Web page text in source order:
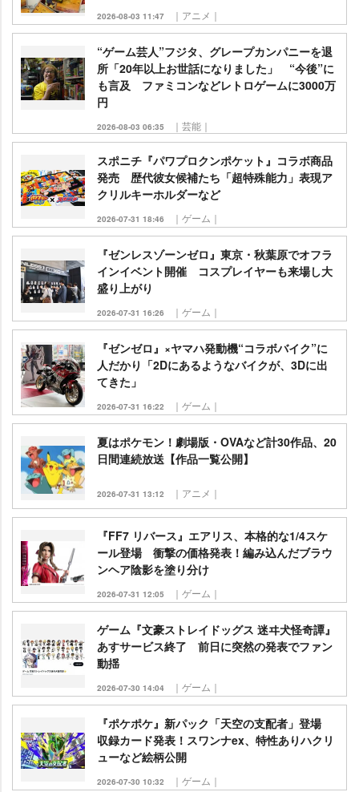
2026-08-03 11:47 ｜アニメ｜
“ゲーム芸人”フジタ、グレープカンパニーを退
所「20年以上お世話になりました」 “今後”に
も言及 ファミコンなどレトロゲームに3000万
円
2026-08-03 06:35 ｜芸能｜
スポニチ『パワプロクンポケット』コラボ商品
発売 歴代彼女候補たち「超特殊能力」表現ア
クリルキーホルダーなど
2026-07-31 18:46 ｜ゲーム｜
『ゼンレスゾーンゼロ』東京・秋葉原でオフラ
インイベント開催 コスプレイヤーも来場し大
盛り上がり
2026-07-31 16:26 ｜ゲーム｜
『ゼンゼロ』×ヤマハ発動機“コラボバイク”に
人だかり「2Dにあるようなバイクが、3Dに出
てきた」
2026-07-31 16:22 ｜ゲーム｜
夏はポケモン！劇場版・OVAなど計30作品、20
日間連続放送【作品一覧公開】
2026-07-31 13:12 ｜アニメ｜
『FF7 リバース』エアリス、本格的な1/4スケ
ール登場 衝撃の価格発表！編み込んだブラウ
ンヘア陰影を塗り分け
2026-07-31 12:05 ｜ゲーム｜
ゲーム『文豪ストレイドッグス 迷ヰ犬怪奇譚』
あすサービス終了 前日に突然の発表でファン
動揺
2026-07-30 14:04 ｜ゲーム｜
『ポケポケ』新パック「天空の支配者」登場
収録カード発表！スワンナex、特性ありハクリ
ューなど絵柄公開
2026-07-30 10:32 ｜ゲーム｜